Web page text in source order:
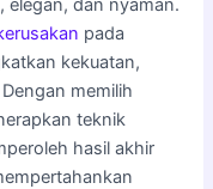
elegan, dan nyaman.
pada
kekuatan,
memilih
teknik
hasil akhir